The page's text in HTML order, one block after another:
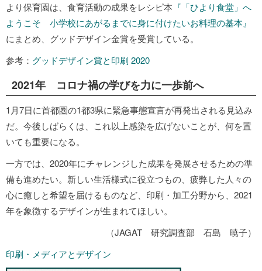
より保育園は、食育活動の成果をレシピ本 『「ひより食堂」へ
ようこそ 小学校にあがるまでに身に付けたいお料理の基本』
にまとめ、グッドデザイン金賞を受賞している。
参考： グッドデザイン賞と印刷 2020
2021年 コロナ禍の学びを力に一歩前へ
1月7日に首都圏の1都3県に緊急事態宣言が再発出される見込み
だ。今後しばらくは、これ以上感染を広げないことが、何を置
いても重要になる。
一方では、2020年にチャレンジした成果を発展させるための準
備も進めたい。新しい生活様式に役立つもの、疲弊した人々の
心に癒しと希望を届けるものなど、印刷・加工分野から、2021
年を象徴するデザインが生まれてほしい。
（JAGAT 研究調査部 石島 暁子）
印刷・メディアとデザイン